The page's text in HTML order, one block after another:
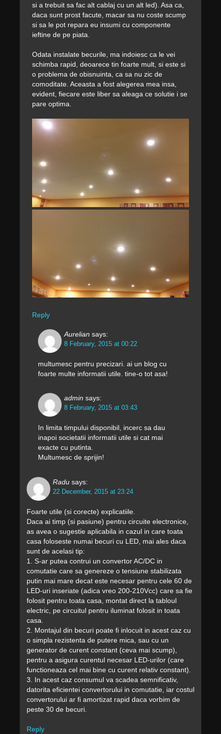
si a trebuit sa fac alt cablaj cu un alt led). Asa ca,
daca sunt prost facute, macar sa nu coste scump
si sa le pot repara eu insumi cu componente
ieftine de pe piata.
Odata instalate becurile, ma indoiesc ca le vei
schimba rapid, deoarece tin foarte mult, si este si
o problema de obisnuinta, ca sa nu zic de
comoditate. Aceasta a fost alegerea mea insa,
evident, fiecare este liber sa aleaga ce solutie i se
pare optima.
Reply
Aurelian says:
8 February, 2015 at 00:22
multumesc pentru precizari. ai un blog cu
foarte multe informatii utile. tine-o tot asa!
admin says:
8 February, 2015 at 03:43
In limita timpului disponibil, incerc sa dau
inapoi societatii informatii utile si cat mai
exacte cu putinta.
Multumesc de sprijin!
Radu says:
22 December, 2015 at 23:24
Foarte utile (si corecte) explicatiile.
Daca ai timp (si pasiune) pentru circuite electronice,
as avea o sugestie aplicabila in cazul in care toata
casa foloseste numai becuri cu LED, mai ales daca
sunt de acelasi tip:
1. S-ar putea contrui un convertor AC/DC in
comutatie care sa genereze o tensiune stabilizata
putin mai mare decat este necesar pentru cele 60 de
LED-uri inseriate (adica vreo 200-210Vcc) care sa fie
folosit pentru toata casa, montat direct la tabloul
electric, pe circuitul pentru iluminat folosit in toata
casa.
2. Montajul din becuri poate fi inlocuit in acest caz cu
o simpla rezistenta de putere mica, sau cu un
generator de curent constant (ceva mai scump),
pentru a asigura curentul necesar LED-urilor (care
functioneaza cel mai bine cu curent relativ constant).
3. In acest caz consumul va scadea semnificativ,
datorita eficientei convertorului in comutatie, iar costul
convertorului ar fi amortizat rapid daca vorbim de
peste 30 de becuri.
Reply